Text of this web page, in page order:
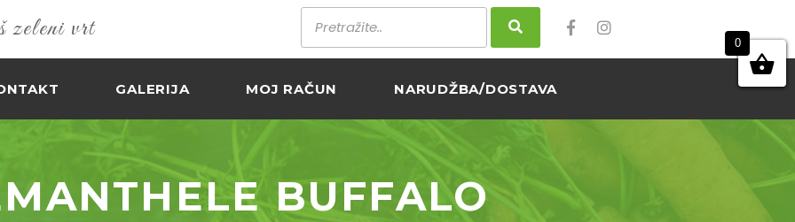
vrt
GALERIJA MOJ RAČUN NARUDŽBA/DOSTAVA
BUFFALO
0